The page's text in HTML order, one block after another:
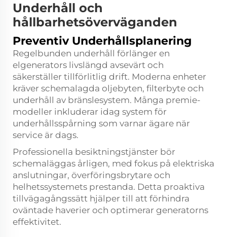
Underhåll och
hållbarhetsöverväganden
Preventiv Underhållsplanering
Regelbunden underhåll förlänger en
elgenerators livslängd avsevärt och
säkerställer tillförlitlig drift. Moderna enheter
kräver schemalagda oljebyten, filterbyte och
underhåll av bränslesystem. Många premie-
modeller inkluderar idag system för
underhållsspårning som varnar ägare när
service är dags.
Professionella besiktningstjänster bör
schemaläggas årligen, med fokus på elektriska
anslutningar, överföringsbrytare och
helhetssystemets prestanda. Detta proaktiva
tillvägagångssätt hjälper till att förhindra
oväntade haverier och optimerar generatorns
effektivitet.